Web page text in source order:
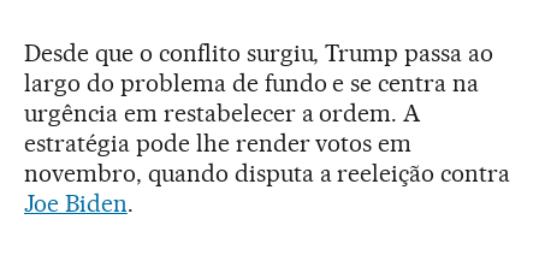
Desde que o conflito surgiu, Trump passa ao
largo do problema de fundo e se centra na
urgência em restabelecer a ordem. A
estratégia pode lhe render votos em
novembro, quando disputa a reeleição contra
Joe Biden.